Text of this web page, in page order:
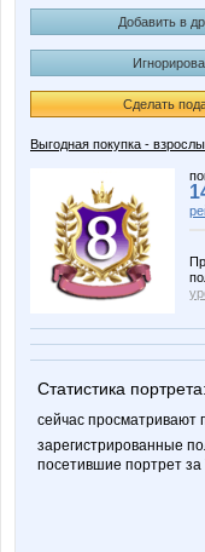
Добавить в
Сделать
Выгодная покупка -
Статистика портрета:
сейчас просматривают
зарегистрированные
посетившие портрет за